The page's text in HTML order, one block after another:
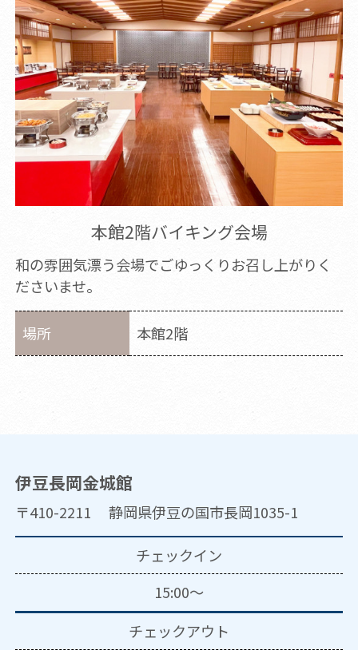
本館2階バイキング会場
和の雰囲気漂う会場でごゆっくりお召し上がりく
ださいませ。
場所 本館2階
伊豆長岡金城館
〒410-2211 静岡県伊豆の国市長岡1035-1
チェックイン
15:00～
チェックアウト